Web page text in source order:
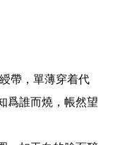
爲誰而燒，帳然望